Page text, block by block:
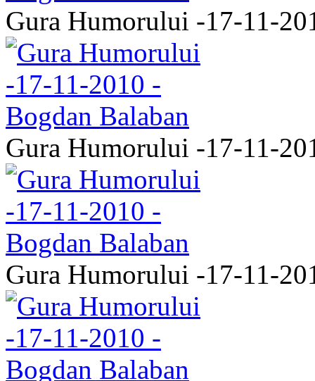
Gura Humorului -17-11-
Gura Humorului -17-11-
Gura Humorului -17-11-